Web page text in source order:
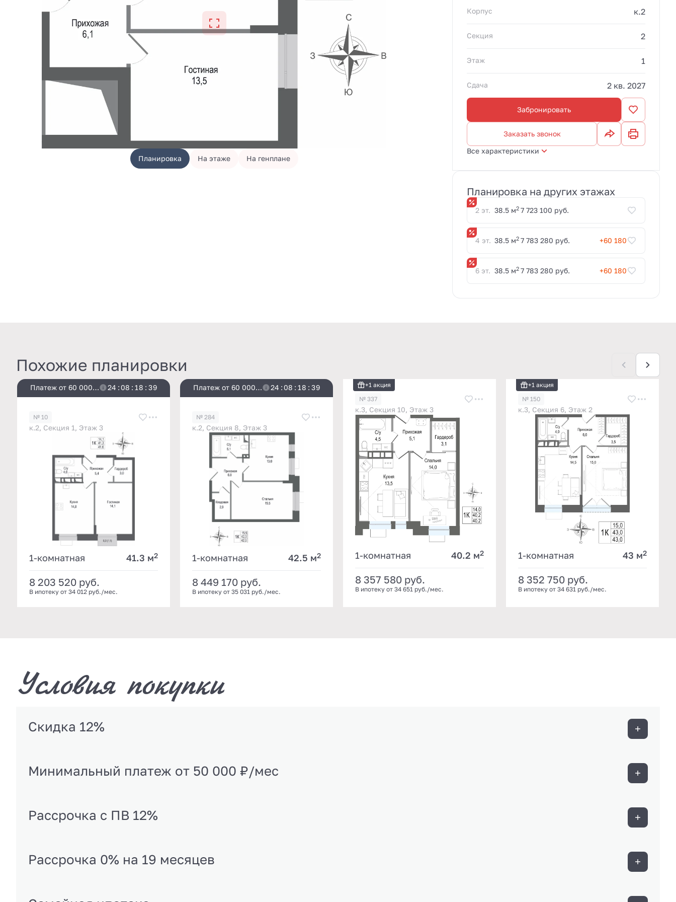
Планировка На этаже На генплане
Корпус к.2
Секция 2
Этаж 1
Сдача 2 кв. 2027
Забронировать
Заказать звонок
Все характеристики
Планировка на других этажах
2 эт. 38.5 м2 7 723 100 руб.
4 эт. 38.5 м2 7 783 280 руб. +60 180
6 эт. 38.5 м2 7 783 280 руб. +60 180
Похожие планировки
Платеж от 60 000
24 :08 : 18 : 38
№ 10
к.2, Секция 1, Этаж 3
1-комнатная 41.3 м2
8 203 520 руб.
В ипотеку от 34 012 руб./мес.
Платеж от 60 000
24 :08 : 18 : 38
№ 284
к.2, Секция 8, Этаж 3
1-комнатная 42.5 м2
8 449 170 руб.
В ипотеку от 35 031 руб./мес.
+1 акция
№ 337
к.3, Секция 10, Этаж 3
1-комнатная 40.2 м2
8 357 580 руб.
В ипотеку от 34 651 руб./мес.
+1 акция
№ 150
к.3, Секция 6, Этаж 2
1-комнатная 43 м2
8 352 750 руб.
В ипотеку от 34 631 руб./мес.
Условия покупки
Скидка 12%
Минимальный платеж от 50 000 ₽/мес
Рассрочка с ПВ 12%
Рассрочка 0% на 19 месяцев